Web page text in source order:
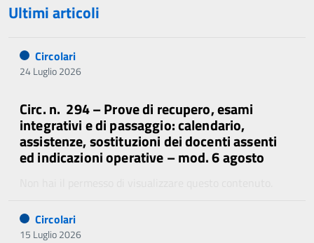
Ultimi articoli
Circolari
24 Luglio 2026
Circ. n. 294 – Prove di recupero, esami
integrativi e di passaggio: calendario,
assistenze, sostituzioni dei docenti assenti
ed indicazioni operative – mod. 6 agosto
Circolari
15 Luglio 2026